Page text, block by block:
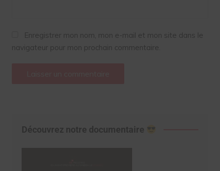
Enregistrer mon nom, mon e-mail et mon site dans le
navigateur pour mon prochain commentaire.
Découvrez notre documentaire